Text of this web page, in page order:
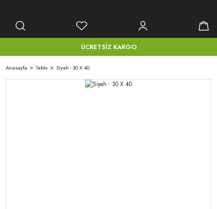
ÜCRETSİZ KARGO
Anasayfa Tablo Siyah - 30 X 40